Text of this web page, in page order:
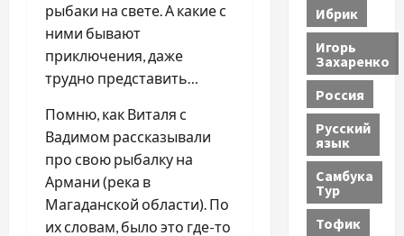
рыбаки на свете. А какие с
ними бывают
приключения, даже
трудно представить…
Помню, как Виталя с
Вадимом рассказывали
про свою рыбалку на
Армани (река в
Магаданской области). По
их словам, было это где-то
Ибрик
Игорь
Захаренко
Россия
Русский
язык
Самбука
Тур
Тофик